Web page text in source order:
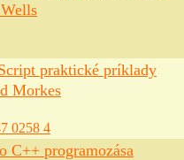
praktické príklady
Morkes
0258 4
C++ programozása